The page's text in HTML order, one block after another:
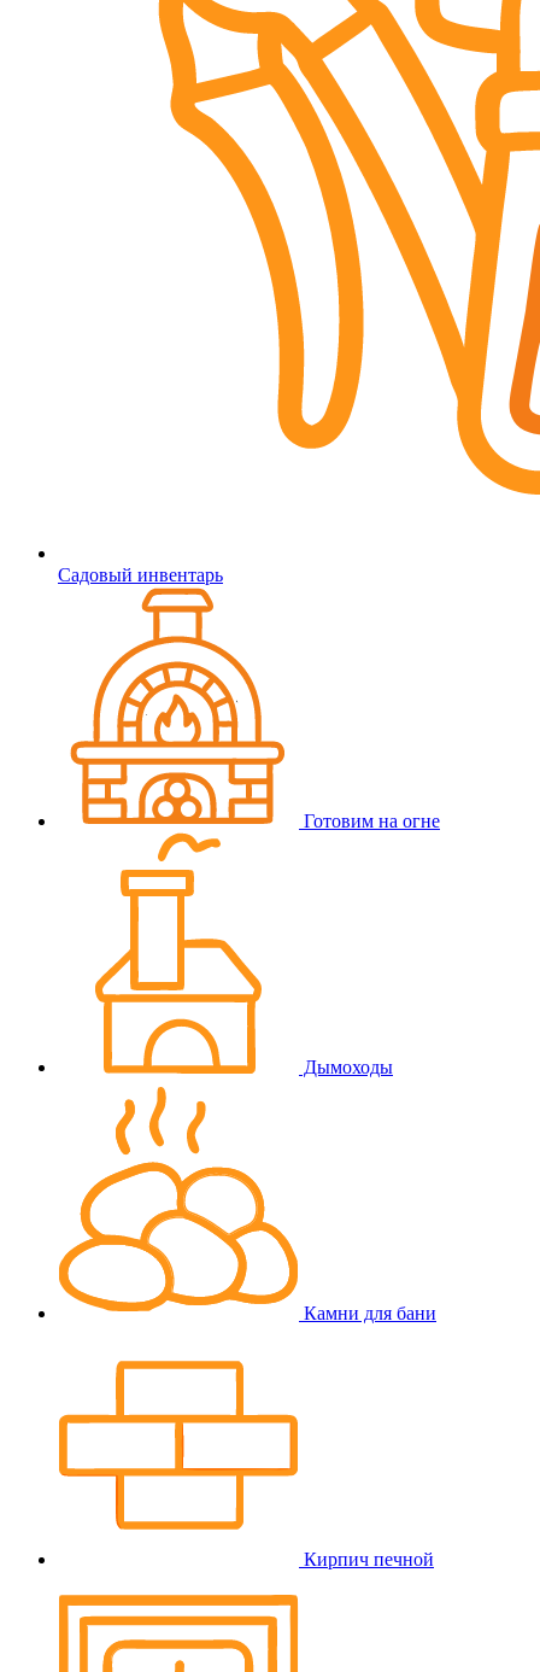
Садовый инвентарь
Готовим на огне
Дымоходы
Камни для бани
Кирпич печной